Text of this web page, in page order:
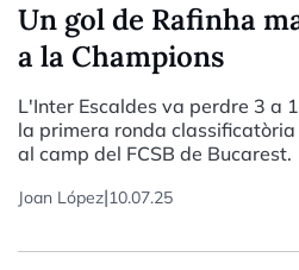
Un gol de Rafinha
a la Champions
L'Inter Escaldes va perdre 3 a
la primera ronda
al camp del FCSB de Bucarest.
Joan López|10.07.25